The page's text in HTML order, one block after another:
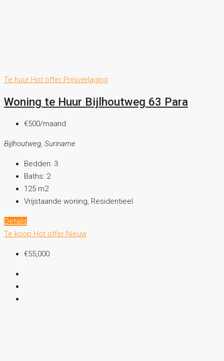
Te huur Hot offer Prijsverlaging
Woning te Huur Bijlhoutweg 63 Para
€500/maand
Bijlhoutweg, Suriname
Bedden: 3
Baths: 2
125 m2
Vrijstaande woning, Residentieel
Details
Te koop Hot offer Nieuw
€55,000